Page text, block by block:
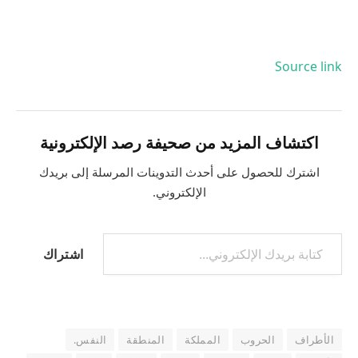
Source link
اكتشاف المزيد من صحيفة رصد الإلكترونية
اشترك للحصول على أحدث التدوينات المرسلة إلى بريدك
الإلكتروني.
كتابة بريدك الإلكتروني...
اشتراك
الأطراف الحروب المملكة المنطقة
النفس.